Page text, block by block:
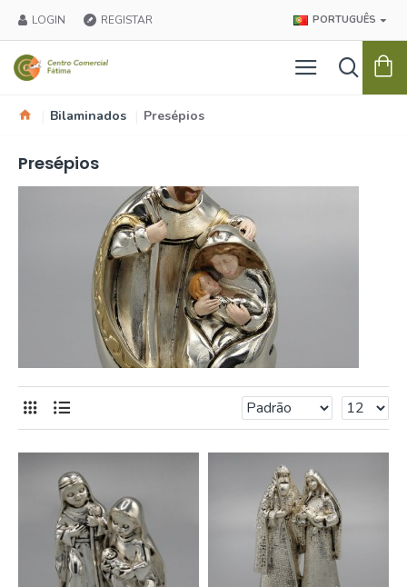
LOGIN REGISTAR PORTUGUÊS
Bilaminados Presépios
Presépios